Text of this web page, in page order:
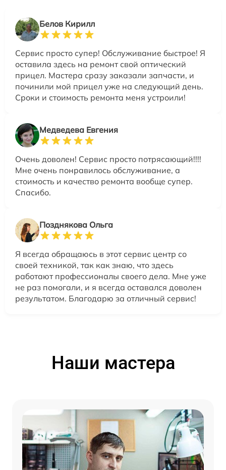
Белов Кирилл
Сервис просто супер! Обслуживание быстрое! Я
оставила здесь на ремонт свой оптический
прицел. Мастера сразу заказали запчасти, и
починили мой прицел уже на следующий день.
Сроки и стоимость ремонта меня устроили!
Медведева Евгения
Очень доволен! Сервис просто потрясающий!!!!
Мне очень понравилось обслуживание, а
стоимость и качество ремонта вообще супер.
Спасибо.
Позднякова Ольга
Я всегда обращаюсь в этот сервис центр со
своей техникой, так как знаю, что здесь
работают профессионалы своего дела. Мне уже
не раз помогали, и я всегда оставался доволен
результатом. Благодарю за отличный сервис!
Наши мастера